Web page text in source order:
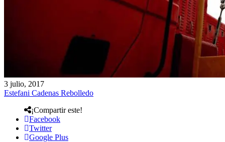
3 julio, 2017
Estefani Cadenas Rebolledo
¡Compartir este!
Facebook
Twitter
Google Plus